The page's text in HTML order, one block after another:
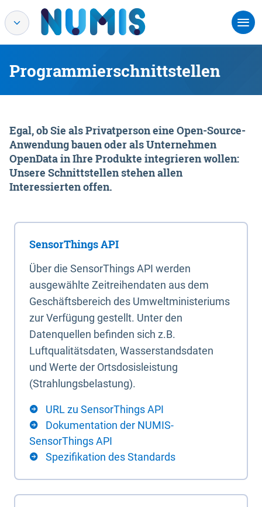
Programmierschnittstellen
Egal, ob Sie als Privatperson eine Open-Source-
Anwendung bauen oder als Unternehmen
OpenData in Ihre Produkte integrieren wollen:
Unsere Schnittstellen stehen allen
Interessierten offen.
SensorThings API
Über die SensorThings API werden
ausgewählte Zeitreihendaten aus dem
Geschäftsbereich des Umweltministeriums
zur Verfügung gestellt. Unter den
Datenquellen befinden sich z.B.
Luftqualitätsdaten, Wasserstandsdaten
und Werte der Ortsdosisleistung
(Strahlungsbelastung).
URL zu SensorThings API
Dokumentation der NUMIS-
SensorThings API
Spezifikation des Standards